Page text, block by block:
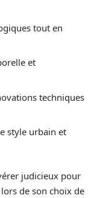
tout en
et
techniques
style urbain et
judicieux pour
de son choix de